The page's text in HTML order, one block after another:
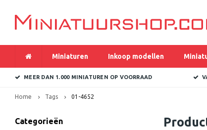
Miniaturen Inkoop modellen
MEER DAN 1.000 MINIATUREN OP VOORRAAD
Home Tags 01-4652
Categorieën